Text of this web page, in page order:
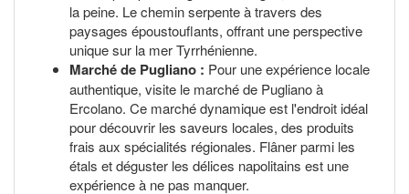
la peine. Le chemin serpente à travers des
paysages époustouflants, offrant une perspective
unique sur la mer Tyrrhénienne.
Marché de Pugliano : Pour une expérience locale
authentique, visite le marché de Pugliano à
Ercolano. Ce marché dynamique est l'endroit idéal
pour découvrir les saveurs locales, des produits
frais aux spécialités régionales. Flâner parmi les
étals et déguster les délices napolitains est une
expérience à ne pas manquer.